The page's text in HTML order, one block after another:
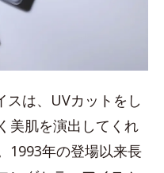
は、UVカットをし
美肌を演出してくれ
1993年の登場以来長